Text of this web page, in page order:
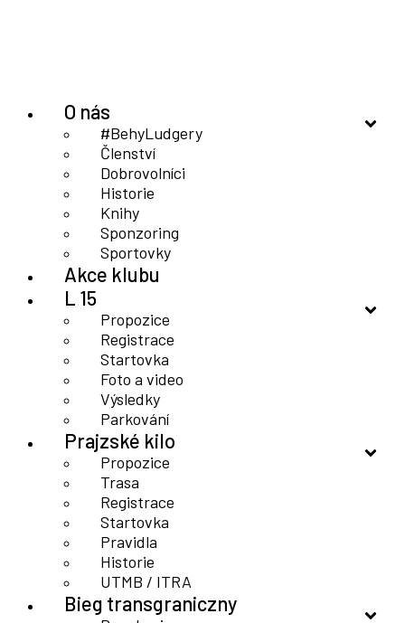
O nás
#BehyLudgery
Členství
Dobrovolníci
Historie
Knihy
Sponzoring
Sportovky
Akce klubu
L 15
Propozice
Registrace
Startovka
Foto a video
Výsledky
Parkování
Prajzské kilo
Propozice
Trasa
Registrace
Startovka
Pravidla
Historie
UTMB / ITRA
Bieg transgraniczny